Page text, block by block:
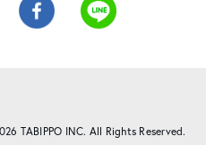
TABIPPO INC. All Rights Reserved.